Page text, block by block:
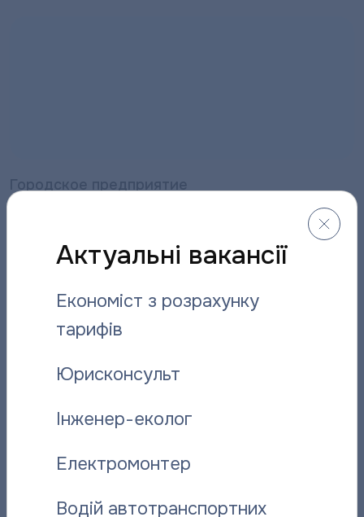
Городское предприятие
«Полтаватеплоенерго» осталось без
14.07.2011
Міське «Полтаватеплоенерго» залишиться без
майна, але з боргами
14.07.2011
Актуальні вакансії
Економіст з розрахунку
тарифів
Юрисконсульт
Інженер-еколог
Електромонтер
Водій автотранспортних